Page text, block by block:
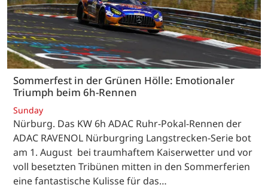
Sommerfest in der Grünen Hölle: Emotionaler
Triumph beim 6h-Rennen
Sunday
Nürburg. Das KW 6h ADAC Ruhr-Pokal-Rennen der
ADAC RAVENOL Nürburgring Langstrecken-Serie bot
am 1. August bei traumhaftem Kaiserwetter und vor
voll besetzten Tribünen mitten in den Sommerferien
eine fantastische Kulisse für das…